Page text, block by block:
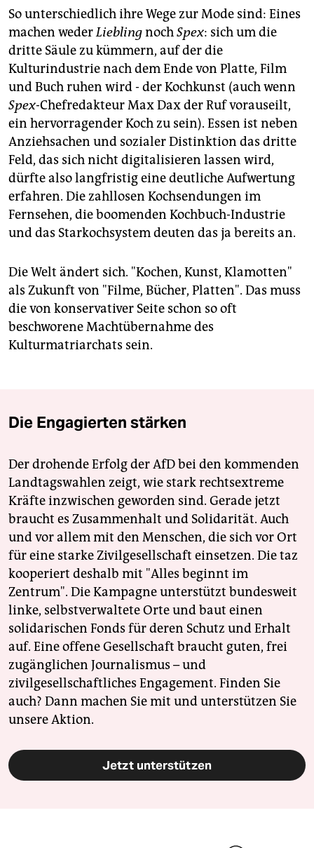
So unterschiedlich ihre Wege zur Mode sind: Eines
machen wederLieblingnochSpex: sich um die
dritte Säule zu kümmern, auf der die
Kulturindustrie nach dem Ende von Platte, Film
und Buch ruhen wird - der Kochkunst (auch wenn
Spex-Chefredakteur Max Dax der Ruf vorauseilt,
ein hervorragender Koch zu sein). Essen ist neben
Anziehsachen und sozialer Distinktion das dritte
Feld, das sich nicht digitalisieren lassen wird,
dürfte also langfristig eine deutliche Aufwertung
erfahren. Die zahllosen Kochsendungen im
Fernsehen, die boomenden Kochbuch-Industrie
und das Starkochsystem deuten das ja bereits an.
Die Welt ändert sich. "Kochen, Kunst, Klamotten"
als Zukunft von "Filme, Bücher, Platten". Das muss
die von konservativer Seite schon so oft
beschworene Machtübernahme des
Kulturmatriarchats sein.
Die Engagierten stärken
Der drohende Erfolg der AfD bei den kommenden
Landtagswahlen zeigt, wie stark rechtsextreme
Kräfte inzwischen geworden sind. Gerade jetzt
braucht es Zusammenhalt und Solidarität. Auch
und vor allem mit den Menschen, die sich vor Ort
für eine starke Zivilgesellschaft einsetzen. Die taz
kooperiert deshalb mit "Alles beginnt im
Zentrum". Die Kampagne unterstützt bundesweit
linke, selbstverwaltete Orte und baut einen
solidarischen Fonds für deren Schutz und Erhalt
auf. Eine offene Gesellschaft braucht guten, frei
zugänglichen Journalismus – und
zivilgesellschaftliches Engagement. Finden Sie
auch? Dann machen Sie mit und unterstützen Sie
unsere Aktion.
Jetzt unterstützen